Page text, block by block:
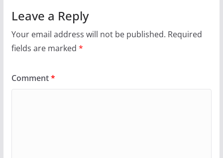
Leave a Reply
Your email address will not be published. Required
fields are marked *
Comment*